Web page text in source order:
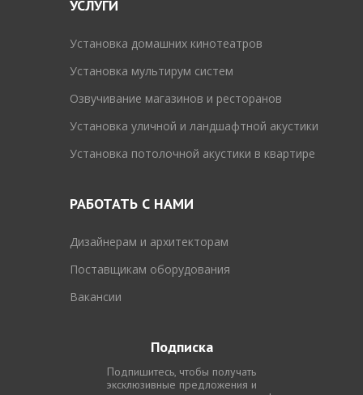
УСЛУГИ
Установка домашних кинотеатров
Установка мультирум систем
Озвучивание магазинов и ресторанов
Установка уличной и ландшафтной акустики
Установка потолочной акустики в квартире
РАБОТАТЬ С НАМИ
Дизайнерам и архитекторам
Поставщикам оборудования
Вакансии
Подписка
Подпишитесь, чтобы получать
эксклюзивные предложения и